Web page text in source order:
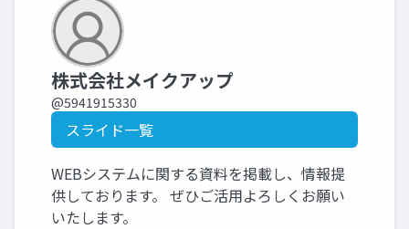
株式会社メイクアップ
@5941915330
スライド一覧
WEBシステムに関する資料を掲載し、情報提
供しております。 ぜひご活用よろしくお願い
いたします。